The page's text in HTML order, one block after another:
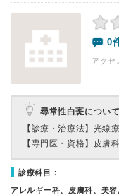
0
アク
尋常性白斑について
【診療・治療法】 光線
【専門医・資格】 皮膚
診療科目：
アレルギー科、皮膚科、美容